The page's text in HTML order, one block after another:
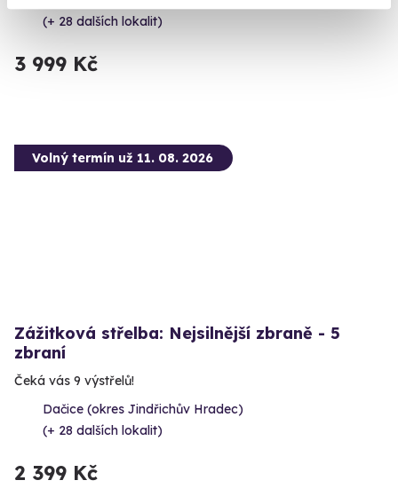
(+ 28 dalších lokalit)
3 999 Kč
Volný termín už 11. 08. 2026
Zážitková střelba: Nejsilnější zbraně - 5
zbraní
Čeká vás 9 výstřelů!
Dačice (okres Jindřichův Hradec)
(+ 28 dalších lokalit)
2 399 Kč